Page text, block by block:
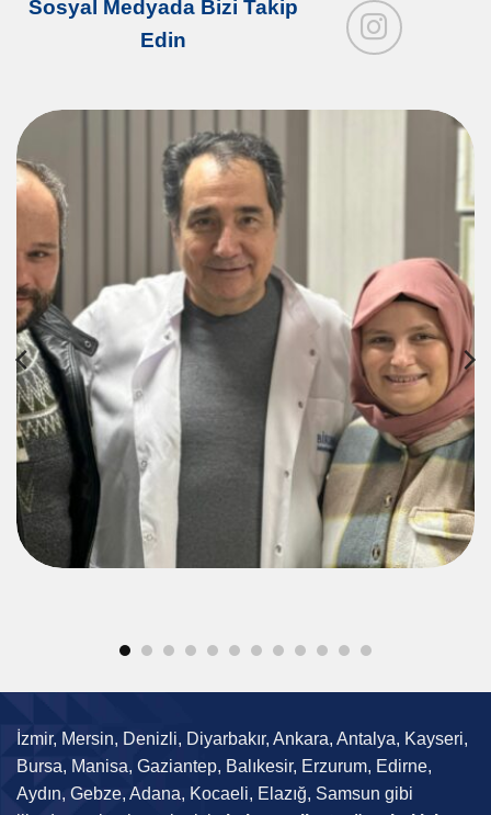
Sosyal Medyada Bizi Takip
Edin
İzmir, Mersin, Denizli, Diyarbakır, Ankara, Antalya, Kayseri,
Bursa, Manisa, Gaziantep, Balıkesir, Erzurum, Edirne,
Aydın, Gebze, Adana, Kocaeli, Elazığ, Samsun gibi